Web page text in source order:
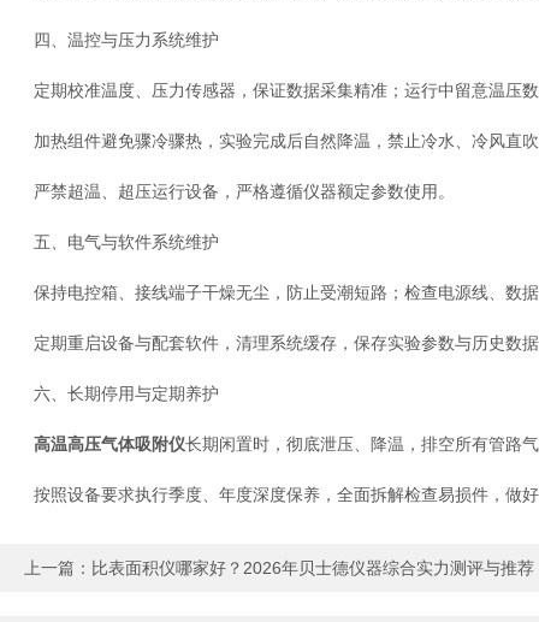
四、温控与压力系统维护
定期校准温度、压力传感器，保证数据采集精准；运行中留意温压
加热组件避免骤冷骤热，实验完成后自然降温，禁止冷水、冷风直
严禁超温、超压运行设备，严格遵循仪器额定参数使用。
五、电气与软件系统维护
保持电控箱、接线端子干燥无尘，防止受潮短路；检查电源线、数
定期重启设备与配套软件，清理系统缓存，保存实验参数与历史数
六、长期停用与定期养护
高温高压气体吸附仪长期闲置时，彻底泄压、降温，排空所有管路
按照设备要求执行季度、年度深度保养，全面拆解检查易损件，做
上一篇： 比表面积仪哪家好？2026年贝士德仪器综合实力测评与推荐